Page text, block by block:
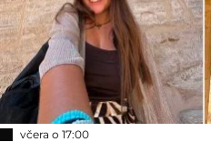
včera o 17:00